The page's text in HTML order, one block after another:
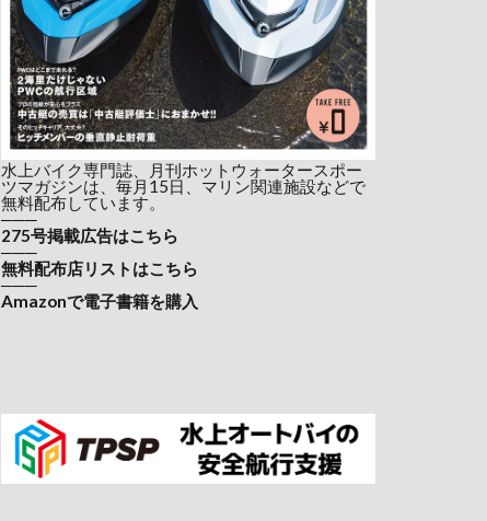
水上バイク専門誌、月刊ホットウォータースポー
ツマガジンは、毎月15日、マリン関連施設などで
無料配布しています。
───
275号掲載広告はこちら
───
無料配布店リストはこちら
───
Amazonで電子書籍を購入